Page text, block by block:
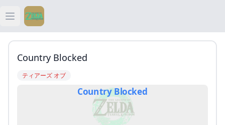
Open main menu
ティアキン
ティアキン 武器
ティアキン 攻略
Country Blocked
ティアーズ オブ
Country Blocked